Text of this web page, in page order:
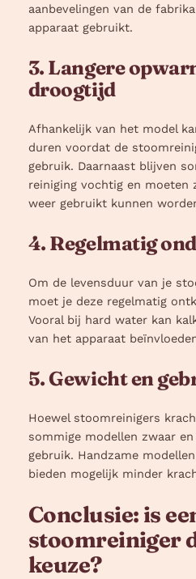
aanbevelingen van de
apparaat gebruikt.
3. Langere
droogtijd
Afhankelijk van het model
duren voordat de
gebruik. Daarnaast blijven
reiniging vochtig en moeten
weer gebruikt kunnen
4. Regelmatig
Om de levensduur van je
moet je deze regelmatig
Vooral bij hard water kan
van het apparaat
5. Gewicht en
Hoewel stoomreinigers
sommige modellen zwaar
gebruik. Handzame
bieden mogelijk minder
Conclusie: is
stoomreiniger
keuze?